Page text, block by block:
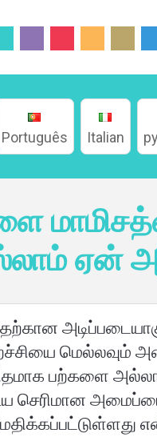
Português Italian
ஏன்
மெல்லவும்
பற்களை
செரிமான